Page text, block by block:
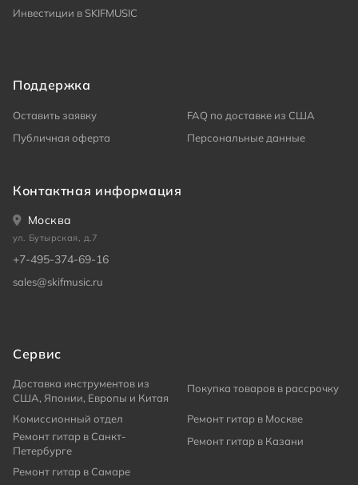
Инвестиции в SKIFMUSIC
Поддержка
Оставить заявку
FAQ по доставке из США
Публичная оферта
Персональные данные
Контактная информация
Москва
ул. Бутырская, д.7
+7-495-374-69-16
sales@skifmusic.ru
Сервис
Доставка инструментов из
США, Японии, Европы и Китая
Покупка товаров в рассрочку
Комиссионный отдел
Ремонт гитар в Москве
Ремонт гитар в Санкт-
Петербурге
Ремонт гитар в Казани
Ремонт гитар в Самаре